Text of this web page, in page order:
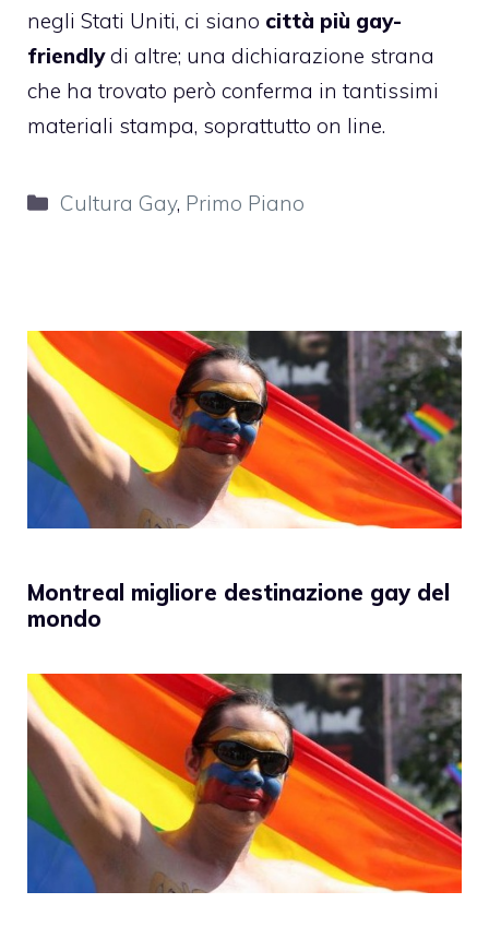
negli Stati Uniti, ci siano città più gay-
friendlydi altre; una dichiarazione strana
che ha trovato però conferma in tantissimi
materiali stampa, soprattutto on line.
Categorie
Cultura Gay, Primo Piano
Montreal migliore destinazione gay del
mondo